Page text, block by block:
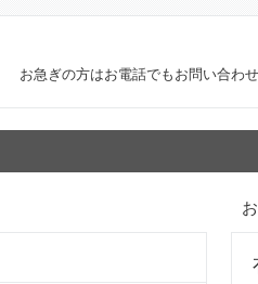
お急ぎの方はお電話でもお問い合わせ